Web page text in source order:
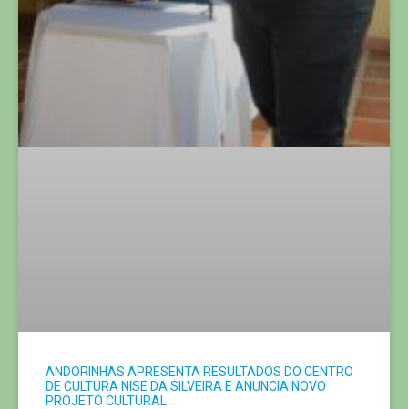
ANDORINHAS APRESENTA RESULTADOS DO CENTRO
DE CULTURA NISE DA SILVEIRA E ANUNCIA NOVO
PROJETO CULTURAL